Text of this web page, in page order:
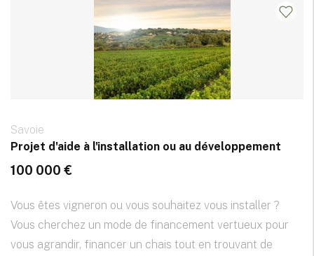
Savoie
Projet d'aide à l'installation ou au développement
100 000 €
Vous êtes vigneron ou vous souhaitez vous installer ?
Vous cherchez un mode de financement vertueux pour
vous agrandir, financer un chais tout en trouvant de